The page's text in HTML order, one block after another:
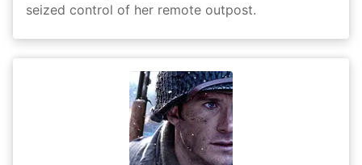
seized control of her remote outpost.